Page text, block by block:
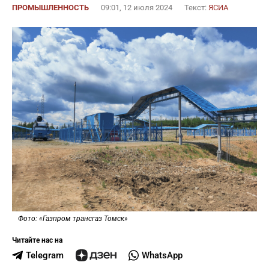
ПРОМЫШЛЕННОСТЬ 09:01, 12 июля 2024 Текст: ЯСИА
Фото: «Газпром трансгаз Томск»
Читайте нас на
Telegram WhatsApp